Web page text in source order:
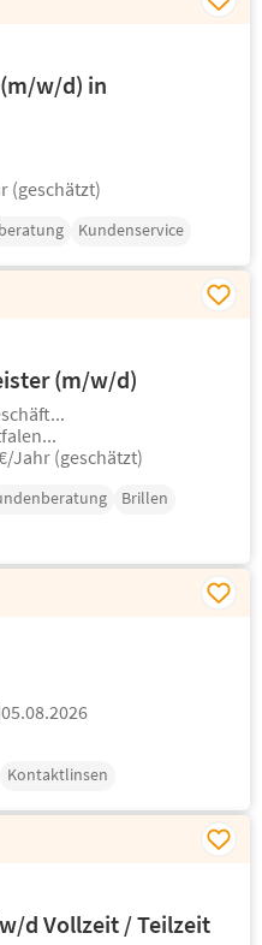
w/d) in
(geschätzt)
Kundenservice
(m/w/d)
Jahr (geschätzt)
Brillen
05.08.2026
Kontaktlinsen
d Vollzeit / Teilzeit